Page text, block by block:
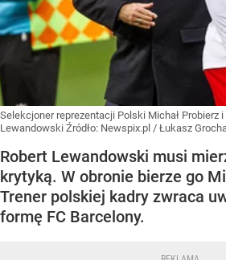
Selekcjoner reprezentacji Polski Michał Probierz i
Lewandowski Źródło: Newspix.pl / Łukasz
Robert Lewandowski musi
krytyką. W obronie bierze go
Trener polskiej kadry zwraca
formę FC Barcelony.